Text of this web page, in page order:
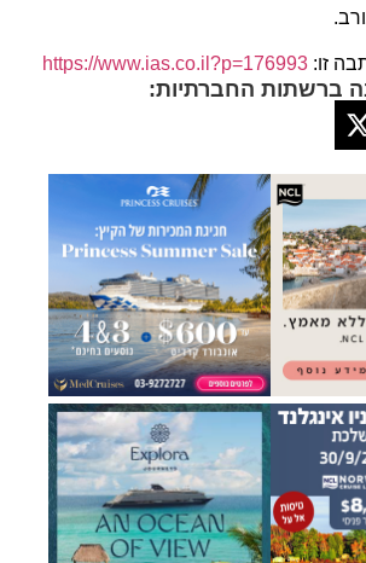
זו: https://www.ias.co.il?p=176993
ברשתות החברתיות: